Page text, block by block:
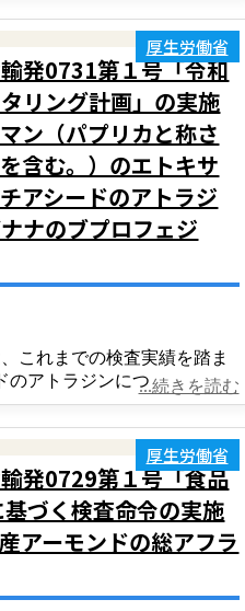
発0731第１号「令和
リング計画」の実施
ン（パプリカと称さ
含む。）のエトキサ
アシードのアトラジ
ナのブプロフェジ
厚生労働省
これまでの検査実績を踏ま
のアトラジンにつ...続きを読む
発0729第１号「食品
づく検査命令の実施
アーモンドの総アフラ
厚生労働省